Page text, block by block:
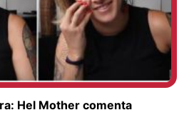
Hel Mother comenta